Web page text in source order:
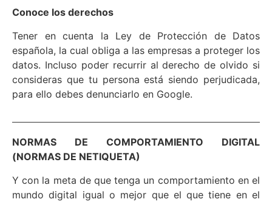
Conoce los derechos
Tener en cuenta la Ley de Protección de Datos
española, la cual obliga a las empresas a proteger los
datos. Incluso poder recurrir al derecho de olvido si
consideras que tu persona está siendo perjudicada,
para ello debes denunciarlo en Google.
NORMAS DE COMPORTAMIENTO DIGITAL
(NORMAS DE NETIQUETA)
Y con la meta de que tenga un comportamiento en el
mundo digital igual o mejor que el que tiene en el